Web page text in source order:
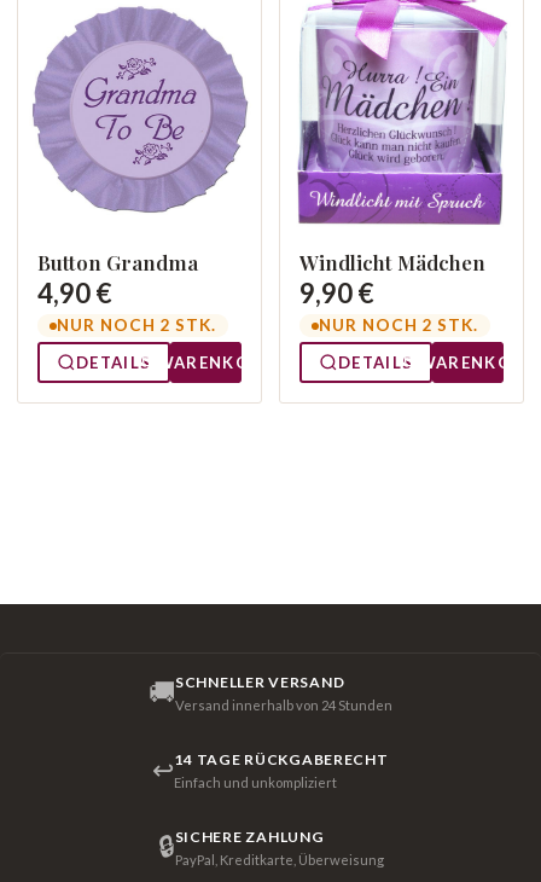
Button Grandma
4,90 €
NUR NOCH 2 STK.
DETAILS
WARENKORB
Windlicht Mädchen
9,90 €
NUR NOCH 2 STK.
DETAILS
WARENKORB
🚚SCHNELLER VERSAND
Versand innerhalb von 24 Stunden
↩14 TAGE RÜCKGABERECHT
Einfach und unkompliziert
🔒SICHERE ZAHLUNG
PayPal, Kreditkarte, Überweisung